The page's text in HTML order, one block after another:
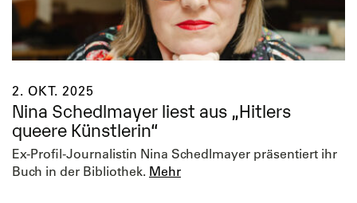
2. OKT. 2025
Nina Schedlmayer liest aus „Hitlers
queere Künstlerin“
Ex-Profil-Journalistin Nina Schedlmayer präsentiert ihr
Buch in der Bibliothek. Mehr